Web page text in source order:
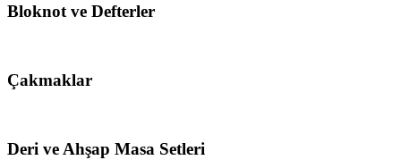
Bloknot ve Defterler
Çakmaklar
Deri ve Ahşap Masa Setleri